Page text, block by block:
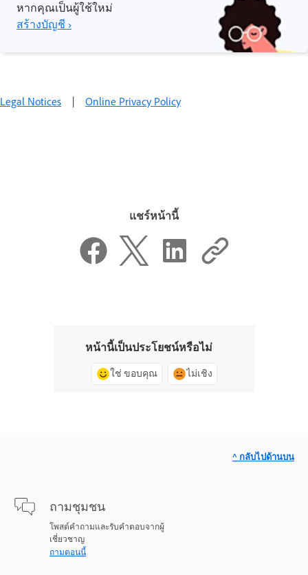
หากคุณเป็นผู้ใช้ใหม่
สร้างบัญชี ›
Legal Notices | Online Privacy Policy
แชร์หน้านี้
หน้านี้เป็นประโยชน์หรือไม่
ใช่ ขอบคุณ ไม่เชิง
ถามชุมชน
โพสต์คำถามและรับคำตอบจากผู้
เชี่ยวชาญ
ถามตอนนี้
^ กลับไปด้านบน